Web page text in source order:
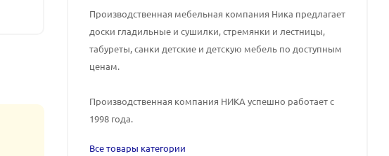
Производственная мебельная компания Ника предлагает
доски гладильные и сушилки, стремянки и лестницы,
табуреты, санки детские и детскую мебель по доступным
ценам.
Производственная компания НИКА успешно работает с
1998 года.
Все товары категории